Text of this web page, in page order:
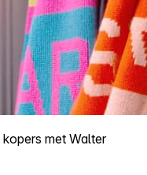
kopers met Walter